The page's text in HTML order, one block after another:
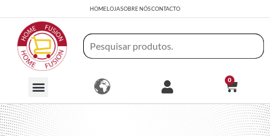
HOMELOJASOBRE NÓSCONTACTO
0